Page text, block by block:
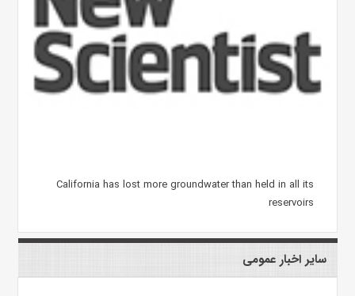
California has lost more groundwater than held in all its
reservoirs
سایر اخبار عمومی